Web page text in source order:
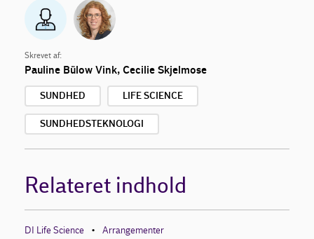
Skrevet af:
Pauline Bülow Vink, Cecilie Skjelmose
SUNDHED LIFE SCIENCE
SUNDHEDSTEKNOLOGI
Relateret indhold
DI Life Science • Arrangementer